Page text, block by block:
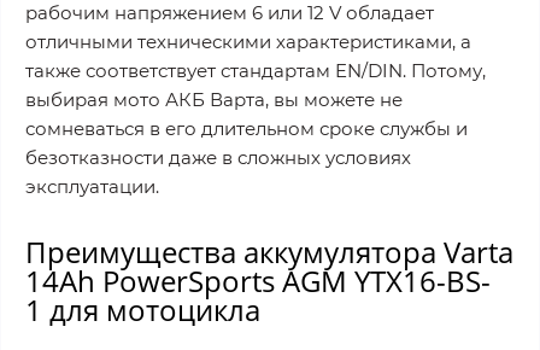
рабочим напряжением 6 или 12 V обладает
отличными техническими характеристиками, а
также соответствует стандартам EN/DIN. Потому,
выбирая мото АКБ Варта, вы можете не
сомневаться в его длительном сроке службы и
безотказности даже в сложных условиях
эксплуатации.
Преимущества аккумулятора Varta
14Ah PowerSports AGM YTX16-BS-
1 для мотоцикла